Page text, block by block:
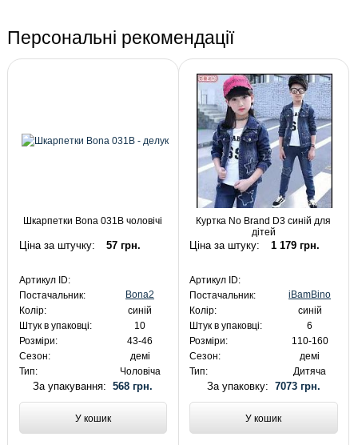
Персональні рекомендації
Шкарпетки Bona 031B чоловічі
Ціна за штучку: 57 грн.
Артикул ID:
Постачальник:
Bona2
Колір:
синій
Штук в упаковці:
10
Розміри:
43-46
Сезон:
демі
Тип:
Чоловіча
За упакування:568 грн.
У кошик
Куртка No Brand D3 синій для
дітей
Ціна за штуку: 1 179 грн.
Артикул ID:
Постачальник:
iBamBino
Колір:
синій
Штук в упаковці:
6
Розміри:
110-160
Сезон:
демі
Тип:
Дитяча
За упаковку: 7073 грн.
У кошик